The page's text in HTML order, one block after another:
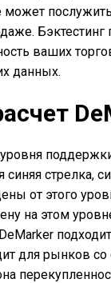
может
Бэктестинг
ваших
данных.
синяя стрелка,
от этого
на этом
для рынков со